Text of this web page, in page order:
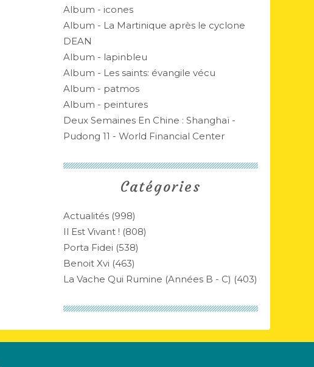
Catégories
Actualités (998)
Il Est Vivant ! (808)
Porta Fidei (538)
Benoit Xvi (463)
La Vache Qui Rumine (années B - C) (403)
Album - icones
Album - La Martinique après le cyclone
DEAN
Album - lapinbleu
Album - Les saints: évangile vécu
Album - patmos
Album - peintures
Deux Semaines En Chine : Shanghaï -
Pudong 11 - World Financial Center